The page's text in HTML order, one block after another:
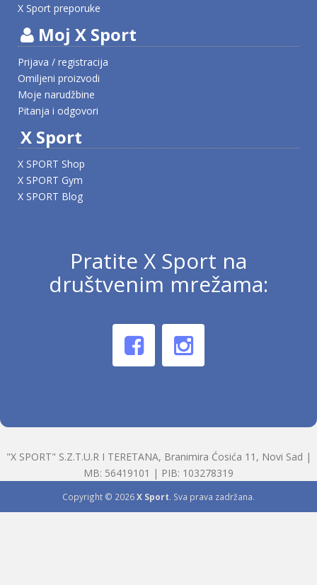
X Sport preporuke
Moj X Sport
Prijava / registracija
Omiljeni proizvodi
Moje narudžbine
Pitanja i odgovori
X Sport
X SPORT Shop
X SPORT Gym
X SPORT Blog
Pratite X Sport na
društvenim mrežama:
"X SPORT" S.Z.T.U.R I TERETANA, Branimira Ćosića 11, Novi Sad |
MB: 56419101 | PIB: 103278319
Copyright © 2026X Sport. Sva prava zadržana.